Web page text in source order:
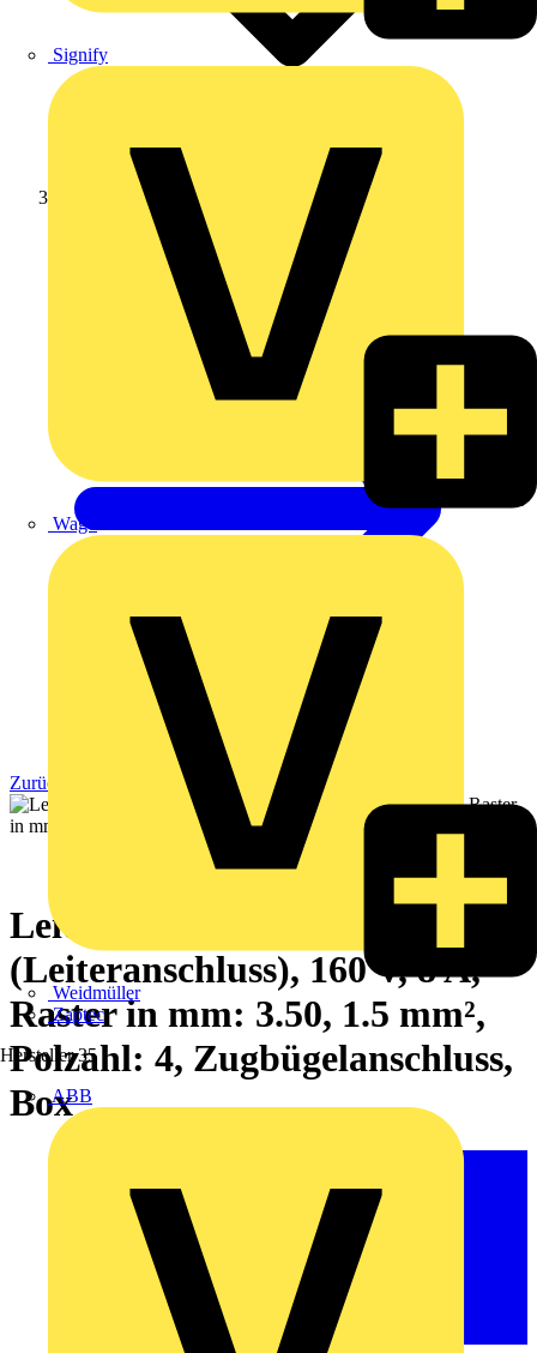
Signify
Wago
Weidmüller
Zaptec
Hersteller 35
ABB
Zurück zu Produkte
Leiterplattensteckverbinder
(Leiteranschluss), 160 V, 8 A,
Raster in mm: 3.50, 1.5 mm²,
Polzahl: 4, Zugbügelanschluss,
Box